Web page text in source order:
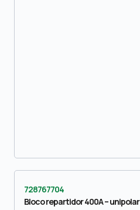
728767704
Bloco repartidor 400A – unipolar